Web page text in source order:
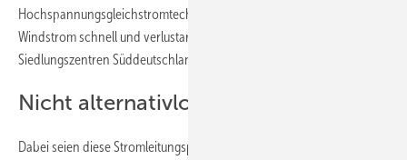
Hochspannungsgleichstromtechnologie ausgerüstet norddeutschen
Windstrom schnell und verlustarm in die großen Industrie- und
Siedlungszentren Süddeutschlands.
Nicht alternativlos
Dabei seien diese Stromleitungsprojekte die Folge einer – nicht